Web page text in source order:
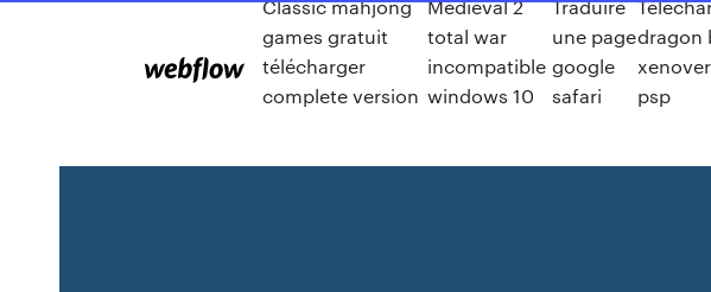
Classic mahjong
games gratuit
télécharger
complete version
Medieval 2
total war
incompatible
windows 10
Traduire
une page
google
safari
dragon
psp